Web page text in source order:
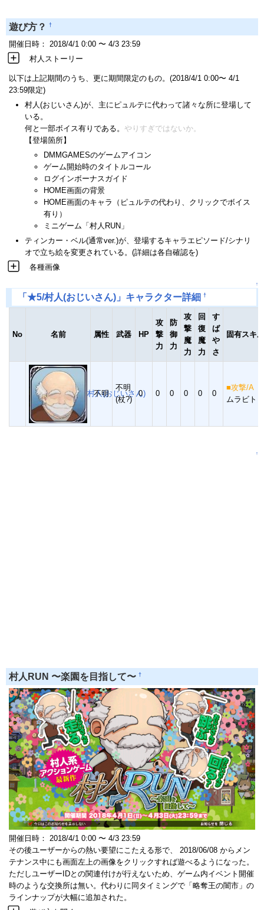
遊び方？ †
開催日時： 2018/4/1 0:00 〜 4/3 23:59
村人ストーリー
以下は上記期間のうち、更に期間限定のもの。(2018/4/1 0:00〜 4/1
23:59限定)
村人(おじいさん)が、主にピュルテに代わって諸々な所に登場して
いる。
何と一部ボイス有りである。 やりすぎではないか。
【登場箇所】
DMMGAMESのゲームアイコン
ゲーム開始時のタイトルコール
ログインボーナスガイド
HOME画面の背景
HOME画面のキャラ（ピュルテの代わり、クリックでボイス
有り）
ミニゲーム「村人RUN」
ティンカー・ベル(通常ver.)が、登場するキャラエピソード/シナリ
オで立ち絵を変更されている。(詳細は各自確認を)
各種画像
↑
「★5/村人(おじいさん)」キャラクター詳細 †
No 名前 属性 武器 HP
攻
撃
力
防
御
力
攻
撃
魔
力
回
復
魔
力
す
ば
や
さ
固有スキル
村人(おじいさん)
不明
不明
(杖?)
0 0 0 0 0 0
■攻撃/A
ムラビト！
↑
村人RUN 〜楽園を目指して〜 †
開催日時： 2018/4/1 0:00 〜 4/3 23:59
その後ユーザーからの熱い要望にこたえる形で、 2018/06/08 からメン
テナンス中にも画面左上の画像をクリックすれば遊べるようになった。
ただしユーザーIDとの関連付けが行えないため、ゲーム内イベント開催
時のような交換所は無い。代わりに同タイミングで「略奪王の闇市」の
ラインナップが大幅に追加された。